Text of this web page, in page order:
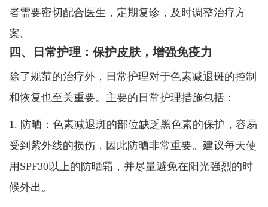
者需要密切配合医生，定期复诊，及时调整治疗方
案。
四、日常护理：保护皮肤，增强免疫力
除了规范的治疗外，日常护理对于色素减退斑的控制
和恢复也至关重要。主要的日常护理措施包括：
1. 防晒：色素减退斑的部位缺乏黑色素的保护，容易
受到紫外线的损伤，因此防晒非常重要。建议每天使
用SPF30以上的防晒霜，并尽量避免在阳光强烈的时
候外出。